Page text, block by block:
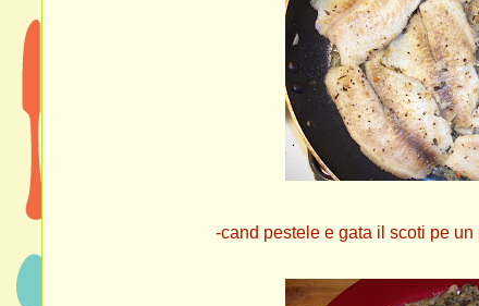
-cand pestele e gata il scoti pe